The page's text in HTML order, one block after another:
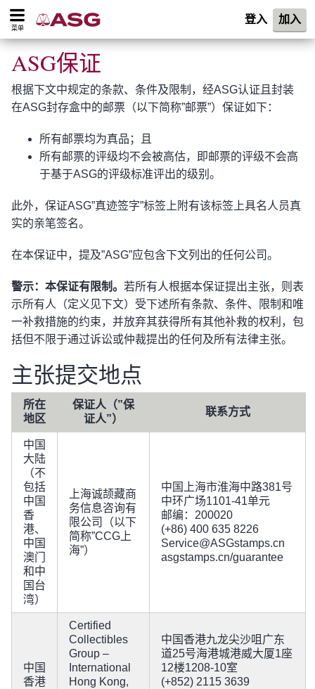
菜单
登入 加入
ASG保证
根据下文中规定的条款、条件及限制，经ASG认证且封装
在ASG封存盒中的邮票（以下简称”邮票”）保证如下：
所有邮票均为真品；且
所有邮票的评级均不会被高估，即邮票的评级不会高
于基于ASG的评级标准评出的级别。
此外，保证ASG”真迹签字”标签上附有该标签上具名人员真
实的亲笔签名。
在本保证中，提及”ASG”应包含下文列出的任何公司。
警示：本保证有限制。 若所有人根据本保证提出主张，则表
示所有人（定义见下文）受下述所有条款、条件、限制和唯
一补救措施的约束，并放弃其获得所有其他补救的权利，包
括但不限于通过诉讼或仲裁提出的任何及所有法律主张。
主张提交地点
所在
地区
保证人（”保
证人”）
联系方式
中国
大陆
（不
包括
中国
香
港、
中国
澳门
和中
国台
湾）
上海诚颉藏商
务信息咨询有
限公司（以下
简称”CCG上
海”）
中国上海市淮海中路381号
中环广场1101-41单元
邮编：200020
(+86) 400 635 8226
Service@ASGstamps.cn
asgstamps.cn/guarantee
中国
香港
Certified
Collectibles
Group –
International
Hong Kong,
中国香港九龙尖沙咀广东
道25号海港城港威大厦1座
12楼1208-10室
(+852) 2115 3639